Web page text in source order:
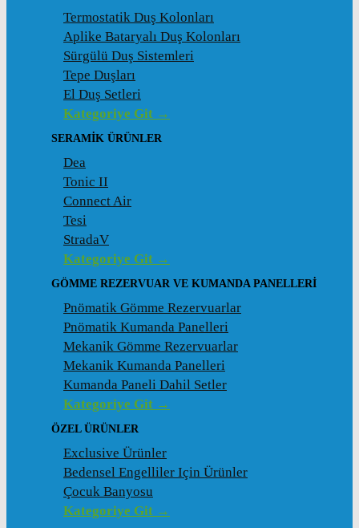
Termostatik Duş Kolonları
Aplike Bataryalı Duş Kolonları
Sürgülü Duş Sistemleri
Tepe Duşları
El Duş Setleri
Kategoriye Git →
SERAMIK ÜRÜNLER
Dea
Tonic II
Connect Air
Tesi
StradaV
Kategoriye Git →
GÖMME REZERVUAR VE KUMANDA PANELLERI
Pnömatik Gömme Rezervuarlar
Pnömatik Kumanda Panelleri
Mekanik Gömme Rezervuarlar
Mekanik Kumanda Panelleri
Kumanda Paneli Dahil Setler
Kategoriye Git →
ÖZEL ÜRÜNLER
Exclusive Ürünler
Bedensel Engelliler Için Ürünler
Çocuk Banyosu
Kategoriye Git →